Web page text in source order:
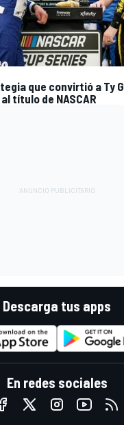
que convirtió a Ty
título de NASCAR
Descarga tus apps
En redes sociales